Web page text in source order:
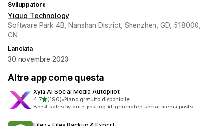
Sviluppatore
Yiguo Technology
Software Park 4B, Nanshan District, Shenzhen, GD, 518000,
CN
Lanciata
30 novembre 2023
Altre app come questa
Xyla AI Social Media Autopilot
4,7stelle su 5
(190)
190 recensioni totali
•Piano gratuito disponibile
Boost sales by auto-posting AI-generated social media posts